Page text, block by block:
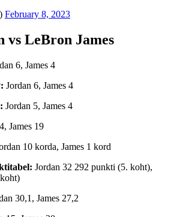
February 8, 2023
vs LeBron James
6, James 4
Jordan 6, James 4
Jordan 5, James 4
James 19
10 korda, James 1 kord
Jordan 32 292 punkti (5. koht),
30,1, James 27,2